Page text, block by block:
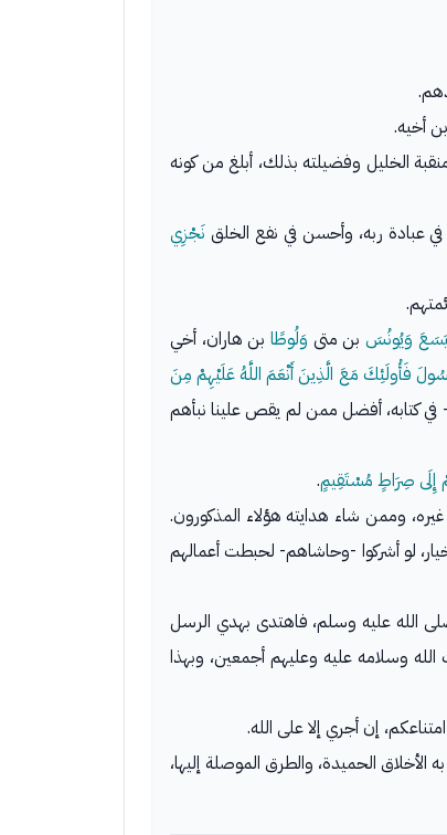
أخيه.
الخليل وفضيلته بذلك، أبلغ من كونه
في عبادة ربه، وأحسن في نفع الخلق نَجْزِي
وَيُونُسَ بن متى وَلُوطًا بن هاران، أخي
فَأُولَئِكَ مَعَ الَّذِينَ أَنْعَمَ اللَّهُ عَلَيْهِمْ مِنَ
من الدرجة العليا، بل هم أفضل الرسل على الإطلاق، فالرسل الذين قصهم الله -[٢٦٤]- في كتابه، أفضل ممن لم يقص علينا نبأهم
إِلَى صِرَاطٍ مُسْتَقِيمٍ.
وممن شاء هدايته هؤلاء المذكورون.
لو أشركوا -وحاشاهم- لحبطت أعمالهم
صلى الله عليه وسلم، فاهتدى بهدي الرسل
وسلامه عليه وعليهم أجمعين، وبهذا
إن أجري إلا على الله.
الحميدة، والطرق الموصلة إليها،